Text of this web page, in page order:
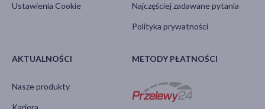
Ustawienia Cookie Najczęściej zadawane pytania
Polityka prywatności
AKTUALNOŚCI
Nasze produkty
METODY PŁATNOŚCI